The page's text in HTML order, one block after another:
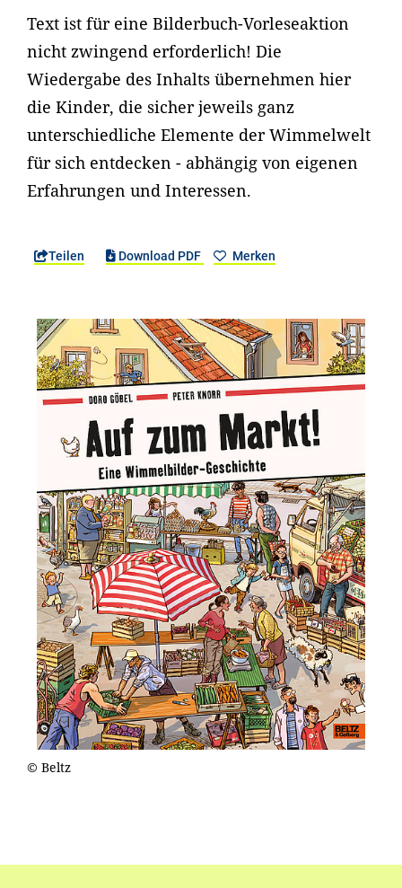
Text ist für eine Bilderbuch-Vorleseaktion
nicht zwingend erforderlich! Die
Wiedergabe des Inhalts übernehmen hier
die Kinder, die sicher jeweils ganz
unterschiedliche Elemente der Wimmelwelt
für sich entdecken - abhängig von eigenen
Erfahrungen und Interessen.
Teilen Download PDF Merken
© Beltz